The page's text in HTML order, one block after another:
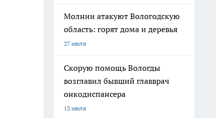
Молнии атакуют Вологодскую
область: горят дома и деревья
27 июля
Скорую помощь Вологды
возглавил бывший главврач
онкодиспансера
13 июля